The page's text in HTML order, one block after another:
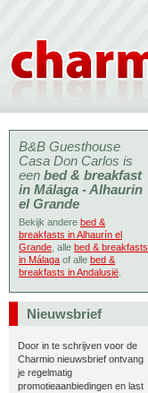
B&B Guesthouse
Casa Don Carlos is
een bed & breakfast
in Málaga - Alhaurin
el Grande
Bekijk andere bed &
breakfasts in Alhaurín el
Grande , alle bed & breakfasts
in Málaga of alle bed &
breakfasts in Andalusië
Nieuwsbrief
Door in te schrijven voor de
Charmio nieuwsbrief ontvang
je regelmatig
promotieaanbiedingen en last